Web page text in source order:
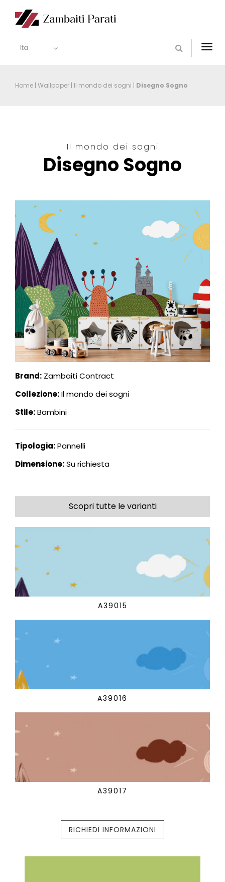
Ita
Home | Wallpaper | Il mondo dei sogni | Disegno Sogno
Il mondo dei sogni
Disegno Sogno
Brand: Zambaiti Contract
Collezione:Il mondo dei sogni
Stile:Bambini
Tipologia:Pannelli
Dimensione:Su richiesta
Scopri tutte le varianti
A39015
A39016
A39017
RICHIEDI INFORMAZIONI